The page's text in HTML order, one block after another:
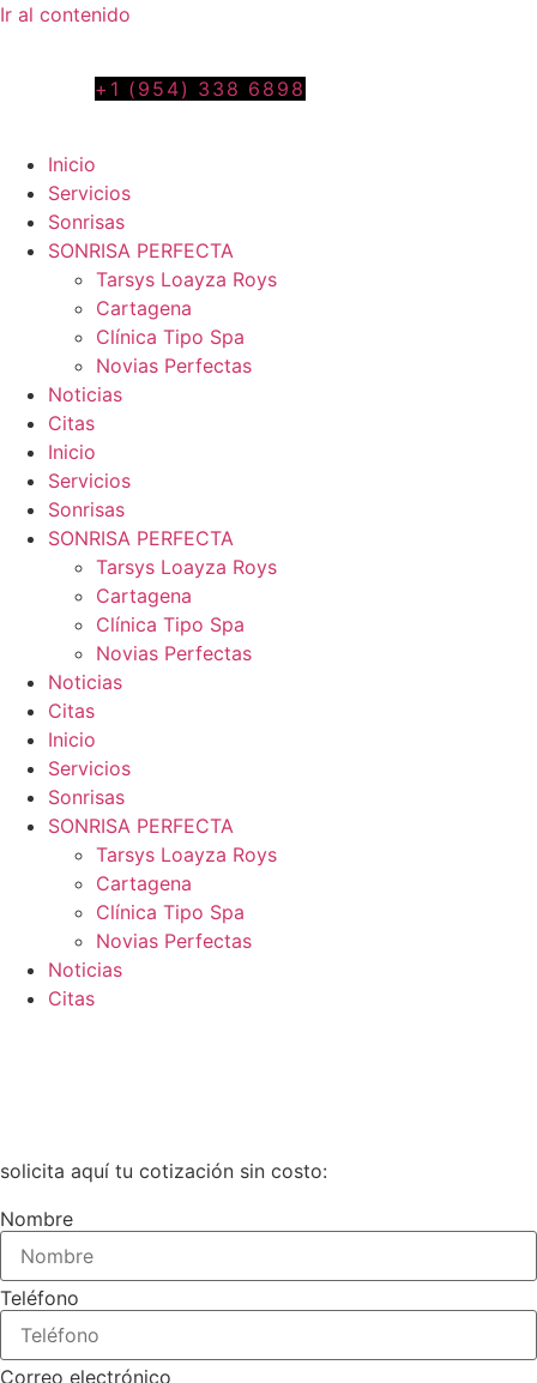
Ir al contenido
+1 (954) 338 6898
Inicio
Servicios
Sonrisas
SONRISA PERFECTA
Tarsys Loayza Roys
Cartagena
Clínica Tipo Spa
Novias Perfectas
Noticias
Citas
Inicio
Servicios
Sonrisas
SONRISA PERFECTA
Tarsys Loayza Roys
Cartagena
Clínica Tipo Spa
Novias Perfectas
Noticias
Citas
Inicio
Servicios
Sonrisas
SONRISA PERFECTA
Tarsys Loayza Roys
Cartagena
Clínica Tipo Spa
Novias Perfectas
Noticias
Citas
solicita aquí tu cotización sin costo:
Nombre
Teléfono
Correo electrónico